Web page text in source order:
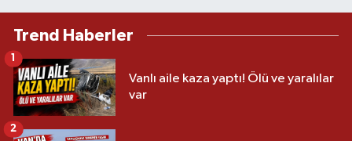
Trend Haberler
Vanlı aile kaza yaptı! Ölü ve yaralılar
var
1
2